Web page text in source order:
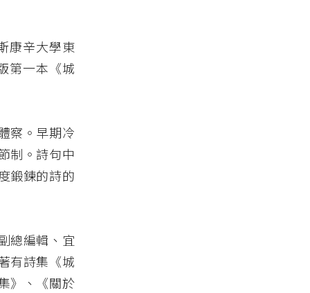
康辛大學東
第一本《城
察。早期冷
制。詩句中
鍛鍊的詩的
總編輯、宜
有詩集《城
》、《關於